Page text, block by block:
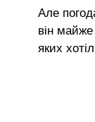
Але
він
яких